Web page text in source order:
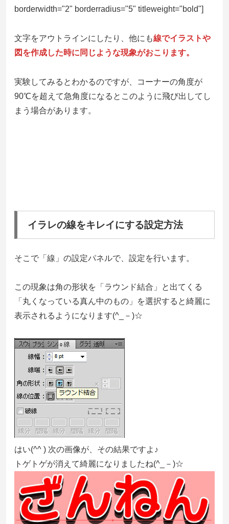
borderwidth="2" borderradius="5" titleweight="bold"]
文字をアウトラインにしたり、他にも線でイラストや
図を作成した時に同じような現象がおこります。
実験してみるとわかるのですが、コーナーの角度が
90℃を超えて急角度になるとこのように飛び出してし
まう場合があります。
イラレの線をキレイにする設定方法
そこで「線」の設定パネルで、設定を行います。
この現象は角の形状を「ラウンド結合」と出てくる
「丸くなっている真ん中のもの」を選択すると綺麗に
表示されるようになります(^_－)☆
はい(^^ ) 次の画像が、その結果ですよ♪
トゲトゲが消えて綺麗になりましたね(^_－)☆